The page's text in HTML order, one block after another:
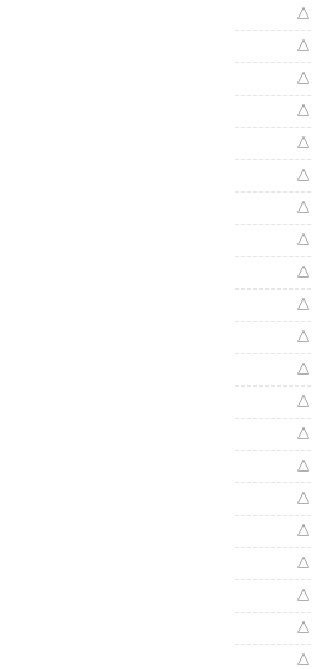
△
△
△
△
△
△
△
△
△
△
△
△
△
△
△
△
△
△
△
△
△